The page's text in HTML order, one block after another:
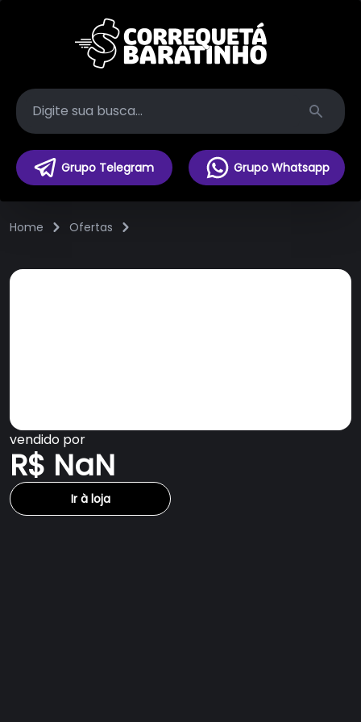
Search
Grupo Telegram Grupo Whatsapp
Home Ofertas
vendido por
R$ NaN
Ir à loja